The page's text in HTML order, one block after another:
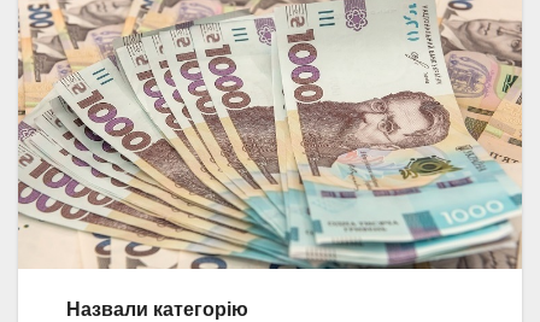
Назвали категорію